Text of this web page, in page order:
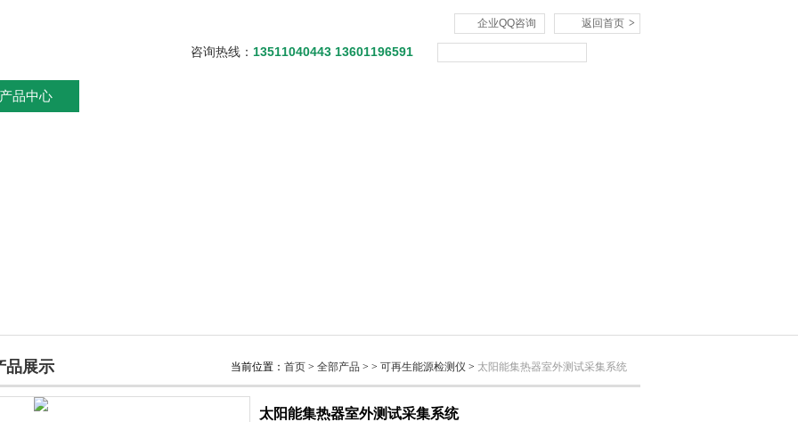
返回首页 >
企业QQ咨询
咨询热线： 13511040443 13601196591
产品中心
品展示 当前位置： 首页 > 全部产品 > > 可再生能源检测仪 > 太阳能集热器室外测试采集系统
太阳能集热器室外测试采集系统